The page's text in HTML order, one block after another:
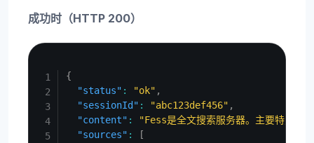
成功时（HTTP 200）
{
"status" : "ok" ,
"sessionId" : "abc123def456" ,
"content" :
"Fess是全文搜索服务器。主要特点
"sources" :
[